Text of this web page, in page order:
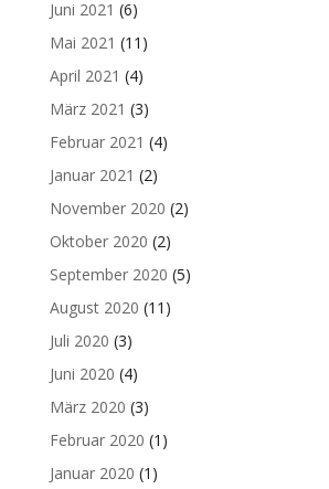
Juni 2021 (6)
Mai 2021 (11)
April 2021 (4)
März 2021 (3)
Februar 2021 (4)
Januar 2021 (2)
November 2020 (2)
Oktober 2020 (2)
September 2020 (5)
August 2020 (11)
Juli 2020 (3)
Juni 2020 (4)
März 2020 (3)
Februar 2020 (1)
Januar 2020 (1)